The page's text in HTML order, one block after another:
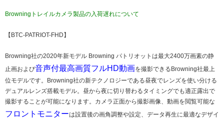
Browningトレイルカメラ製品の入荷遅れについて
【BTC-PATRIOT-FHD】
Browning社の2020年新モデル Browning パトリオットは最大2400万画素の静
止画および音声付最高画質フルHD動画を撮影できるBrowning社最上
位モデルです。Browning社の新テクノロジーである昼夜でレンズを使い分ける
デュアルレンズ搭載モデル。昼から夜に切り替わるタイミングでも適正露出で
撮影することが可能になります。カメラ正面から撮影画像、動画を閲覧可能な
フロントモニターは設置後の画角調整や設定、データ再生に最適なデザイ